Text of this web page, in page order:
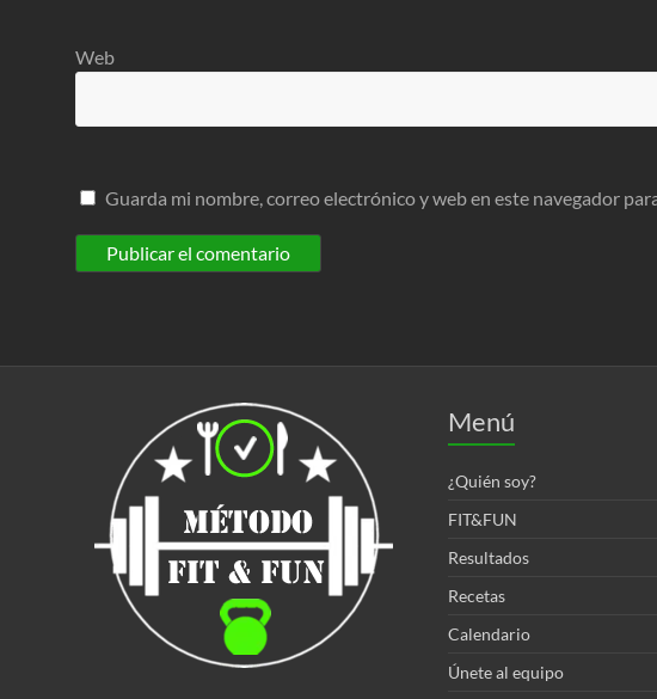
Web
Guarda mi nombre, correo electrónico y web en este navegador
Menú
¿Quién soy?
FIT&FUN
Resultados
Recetas
Calendario
Únete al equipo